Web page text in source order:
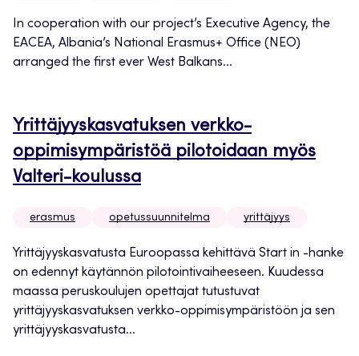
In cooperation with our project’s Executive Agency, the
EACEA, Albania’s National Erasmus+ Office (NEO)
arranged the first ever West Balkans...
Yrittäjyyskasvatuksen verkko-
oppimisympäristöä pilotoidaan myös
Valteri-koulussa
erasmus opetussuunnitelma yrittäjyys
Yrittäjyyskasvatusta Euroopassa kehittävä Start in -hanke
on edennyt käytännön pilotointivaiheeseen. Kuudessa
maassa peruskoulujen opettajat tutustuvat
yrittäjyyskasvatuksen verkko-oppimisympäristöön ja sen
yrittäjyyskasvatusta...